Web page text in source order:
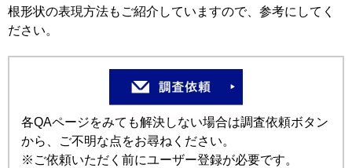
根形状の表現方法もご紹介していますので、参考にしてく
ださい。
各QAページをみても解決しない場合は調査依頼ボタン
から、ご不明な点をお尋ねください。
※ご依頼いただく前にユーザー登録が必要です。